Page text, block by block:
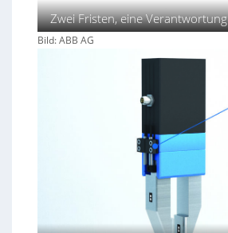
Zwei Fristen, eine Verantwortung
Bild: ABB AG